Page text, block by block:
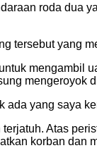
roda dua
tersebut yang
mengeroyok
yang saya
Atas
korban